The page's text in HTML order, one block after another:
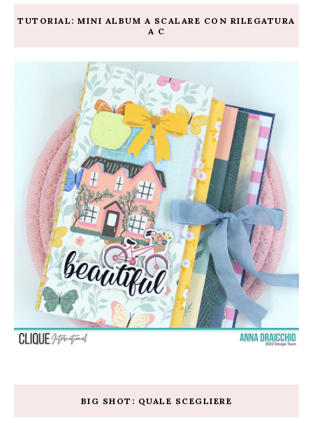
TUTORIAL: MINI ALBUM A SCALARE CON RILEGATURA
A C
BIG SHOT: QUALE SCEGLIERE